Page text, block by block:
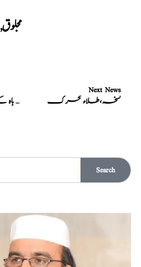
مجلوق,
نسخہ،معجون مایوسین باہ کے لئے اکسیری تحفہ
Next News
نسخہ،طلاء محرک
Search